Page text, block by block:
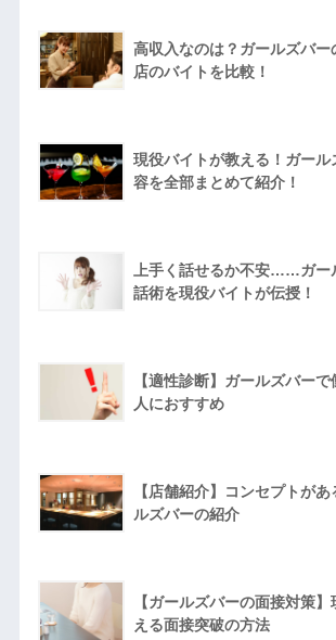
高収入なのは？ガールズバー
店のバイトを比較！
現役バイトが教える！ガール
容を全部まとめて紹介！
上手く話せるか不安……ガー
話術を現役バイトが伝授！
【適性診断】ガールズバー
人におすすめ
【店舗紹介】コンセプトが
ルズバーの紹介
【ガールズバーの面接対策
える面接突破の方法